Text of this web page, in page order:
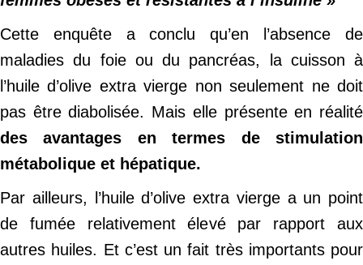
Cette enquête a conclu qu’en l’absence de
maladies du foie ou du pancréas, la cuisson à
l’huile d’olive extra vierge non seulement ne doit
pas être diabolisée. Mais elle présente en réalité
des avantages en termes de stimulation
métabolique et hépatique.
Par ailleurs, l’huile d’olive extra vierge a un point
de fumée relativement élevé par rapport aux
autres huiles. Et c’est un fait très importants pour